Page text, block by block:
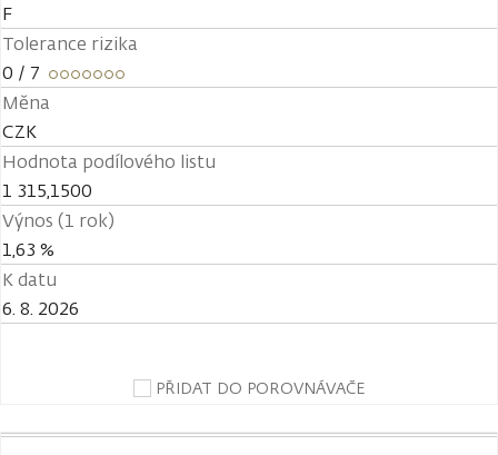
F
Tolerance rizika
0 / 7
Měna
CZK
Hodnota podílového listu
1 315,1500
Výnos (1 rok)
1,63 %
K datu
6. 8. 2026
PŘIDAT DO POROVNÁVAČE